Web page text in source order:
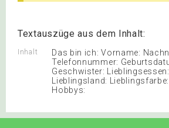
Textauszüge aus dem Inhalt:
Inhalt
Das bin ich: Vorname:
Telefonnummer:
Geschwister:
Lieblingsland:
Hobbys: